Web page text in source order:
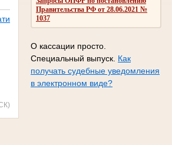
Правительства РФ от 28.06.2021 №
1037
О кассации просто.
Специальный выпуск. Как
получать судебные уведомления
в электронном виде?